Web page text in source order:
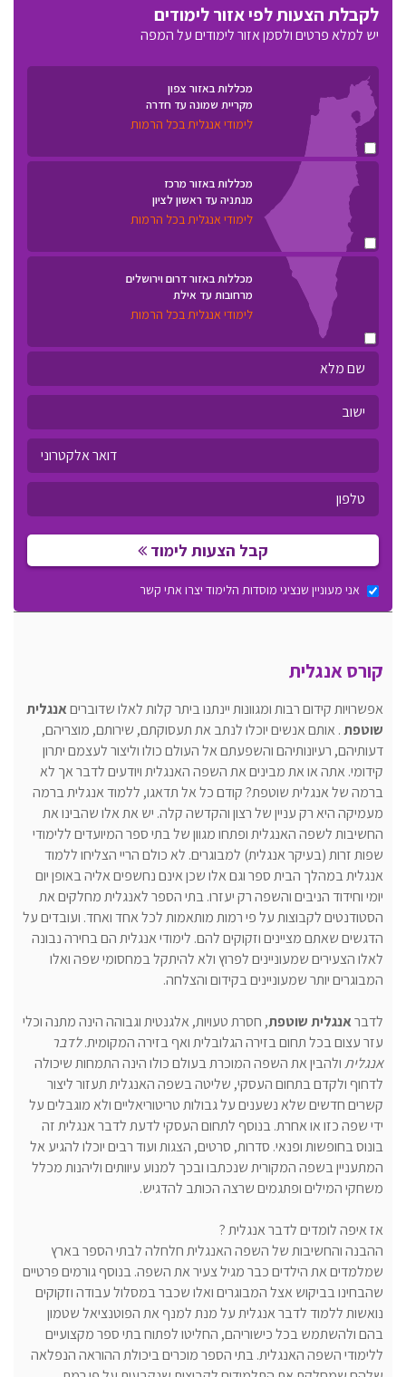
לקבלת הצעות לפי אזור לימודים
יש למלא פרטים ולסמן אזור לימודים על המפה
מכללות באזור צפון
מקריית שמונה עד חדרה
לימודי אנגלית בכל הרמות
מכללות באזור מרכז
מנתניה עד ראשון לציון
לימודי אנגלית בכל הרמות
מכללות באזור דרום וירושלים
מרחובות עד אילת
לימודי אנגלית בכל הרמות
קבל הצעות לימוד
אני מעוניין שנציגי מוסדות הלימוד יצרו אתי קשר
קורס אנגלית
אפשרויות קידום רבות ומגוונות יינתנו ביתר קלות לאלו שדובריםאנגלית
שוטפת. אותם אנשים יוכלו לנתב את תעסוקתם, שירותם, מוצריהם,
דעותיהם, רעיונותיהם והשפעתם אל העולם כולו וליצור לעצמם יתרון
קידומי. אתה או את מבינים את השפה האנגלית ויודעים לדבר אך לא
ברמה של אנגלית שוטפת? קודם כל אל תדאגו, ללמוד אנגלית ברמה
מעמיקה היא רק עניין של רצון והקדשה קלה. יש את אלו שהבינו את
החשיבות לשפה האנגלית ופתחו מגוון של בתי ספר המיועדים ללימודי
שפות זרות (בעיקר אנגלית) למבוגרים. לא כולם הריי הצליחו ללמוד
אנגלית במהלך הבית ספר וגם אלו שכן אינם נחשפים אליה באופן יום
יומי וחידוד הניבים והשפה רק יעזרו. בתי הספר לאנגלית מחלקים את
הסטודנטים לקבוצות על פי רמות מותאמות לכל אחד ואחד. ועובדים על
הדגשים שאתם מציינים וזקוקים להם. לימודי אנגלית הם בחירה נבונה
לאלו הצעירים שמעוניינים לפרוץ ולא להיתקל במחסומי שפה ואלו
המבוגרים יותר שמעוניינים בקידום והצלחה.
לדבראנגלית שוטפת, חסרת טעויות, אלגנטית וגבוהה הינה מתנה וכלי
עזר עצום בכל תחום בזירה הגלובלית ואף בזירה המקומית.לדבר
אנגליתולהבין את השפה המוכרת בעולם כולו הינה התמחות שיכולה
לדחוף ולקדם בתחום העסקי, שליטה בשפה האנגלית תעזור ליצור
קשרים חדשים שלא נשענים על גבולות טריטוריאליים ולא מוגבלים על
ידי שפה כזו או אחרת. בנוסף לתחום העסקי לדעת לדבר אנגלית זה
בונוס בחופשות ופנאי. סדרות, סרטים, הצגות ועוד רבים יוכלו להגיע אל
המתעניין בשפה המקורית שנכתבו ובכך למנוע עיוותים וליהנות מכלל
משחקי המילים ופתגמים שרצה הכותב להדגיש.
אז איפה לומדים לדבר אנגלית ?
ההבנה והחשיבות של השפה האנגלית חלחלה לבתי הספר בארץ
שמלמדים את הילדים כבר מגיל צעיר את השפה. בנוסף גורמים פרטיים
שהבחינו בביקוש אצל המבוגרים ואלו שכבר במסלול עבודה וזקוקים
נואשות ללמוד לדבר אנגלית על מנת למנף את הפוטנציאל שטמון
בהם ולהשתמש בכל כישוריהם, החליטו לפתוח בתי ספר מקצועיים
ללימודי השפה האנגלית. בתי הספר מוכרים ביכולת ההוראה הנפלאה